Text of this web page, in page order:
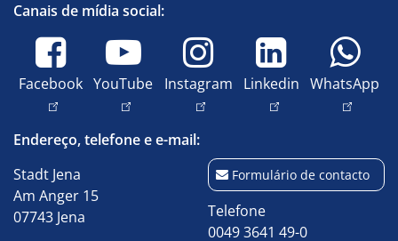
Canais de mídia social:
Facebook YouTube Instagram Linkedin WhatsApp
Endereço, telefone e e-mail:
Stadt Jena
Am Anger 15
07743 Jena
Formulário de contacto
Telefone
0049 3641 49-0